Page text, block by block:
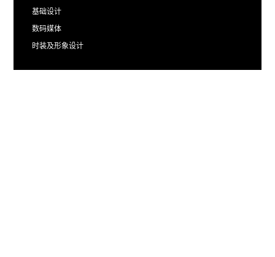
基础设计
数码媒体
时装及形象设计